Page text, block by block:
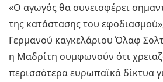
«Ο αγωγός θα συνεισφέρει
της κατάστασης του
Γερμανού καγκελάριου Όλαφ
η Μαδρίτη συμφωνούν ότι
περισσότερα ευρωπαϊκά δίκτυα